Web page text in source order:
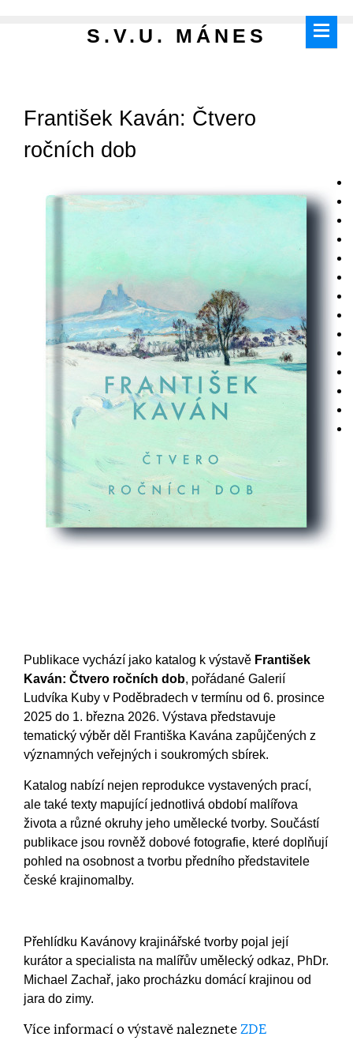
S.V.U. MÁNES
František Kaván: Čtvero
ročních dob
Publikace vychází jako katalog k výstavě František
Kaván: Čtvero ročních dob, pořádané Galerií
Ludvíka Kuby v Poděbradech v termínu od 6. prosince
2025 do 1. března 2026. Výstava představuje
tematický výběr děl Františka Kavána zapůjčených z
významných veřejných i soukromých sbírek.
Katalog nabízí nejen reprodukce vystavených prací,
ale také texty mapující jednotlivá období malířova
života a různé okruhy jeho umělecké tvorby. Součástí
publikace jsou rovněž dobové fotografie, které doplňují
pohled na osobnost a tvorbu předního představitele
české krajinomalby.
Přehlídku Kavánovy krajinářské tvorby pojal její
kurátor a specialista na malířův umělecký odkaz, PhDr.
Michael Zachař, jako procházku domácí krajinou od
jara do zimy.
Více informací o výstavě naleznete ZDE